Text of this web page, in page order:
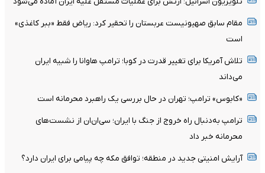
مقام سابق صهیونیست عربستان را تحقیر کرد: ریاض فقط «ببر کاغذی»
است
تلاش آمریکا برای تغییر قدرت در کوبا؛ ترامپ هاوانا را شبیه ایران
می‌داند
«کابوس» ترامپ؛ تهران در حال بررسی یک راهبرد محرمانه است
ترامپ به‌دنبال راه خروج از جنگ با ایران؛ سی‌ان‌ان از نشست‌های
محرمانه خبر داد
آرایش امنیتی جدید در منطقه؛ توافق مکه چه پیامی برای ایران دارد؟